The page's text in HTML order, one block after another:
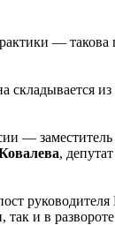
— такова
складывается
—
,
руководителя
и в